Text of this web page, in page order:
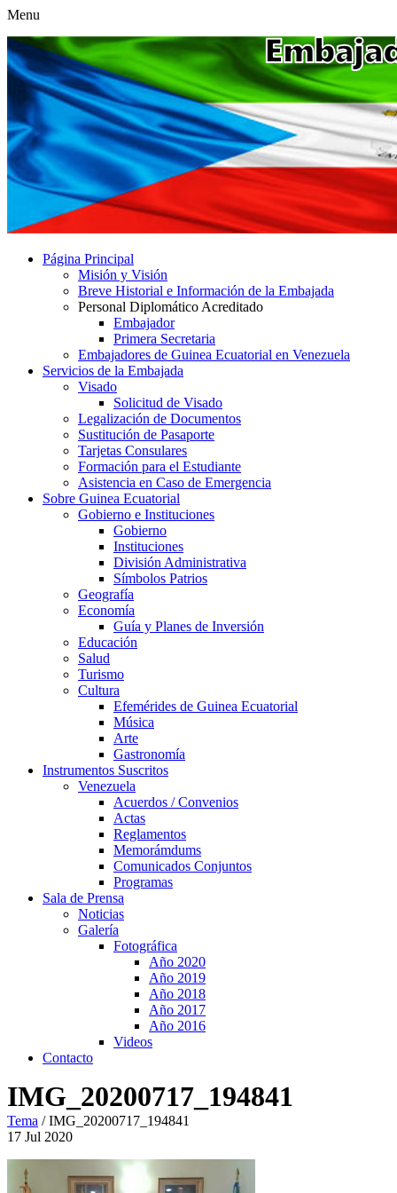
Menu
Página Principal
Misión y Visión
Breve Historial e Información de la Embajada
Personal Diplomático Acreditado
Embajador
Primera Secretaria
Embajadores de Guinea Ecuatorial en Venezuela
Servicios de la Embajada
Visado
Solicitud de Visado
Legalización de Documentos
Sustitución de Pasaporte
Tarjetas Consulares
Formación para el Estudiante
Asistencia en Caso de Emergencia
Sobre Guinea Ecuatorial
Gobierno e Instituciones
Gobierno
Instituciones
División Administrativa
Símbolos Patrios
Geografía
Economía
Guía y Planes de Inversión
Educación
Salud
Turismo
Cultura
Efemérides de Guinea Ecuatorial
Música
Arte
Gastronomía
Instrumentos Suscritos
Venezuela
Acuerdos / Convenios
Actas
Reglamentos
Memorámdums
Comunicados Conjuntos
Programas
Sala de Prensa
Noticias
Galería
Fotográfica
Año 2020
Año 2019
Año 2018
Año 2017
Año 2016
Videos
Contacto
IMG_20200717_194841
Tema /IMG_20200717_194841
17 Jul 2020